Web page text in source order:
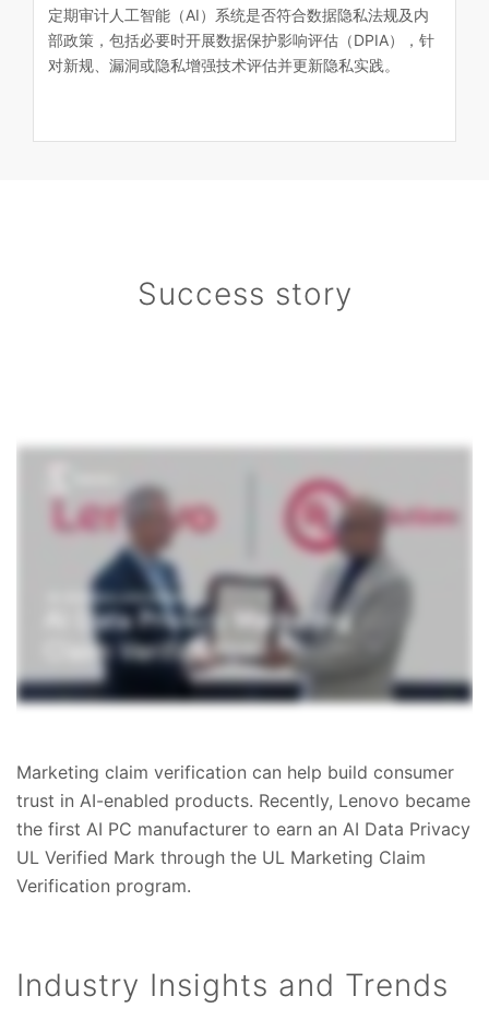
定期审计人工智能（AI）系统是否符合数据隐私法规及内
部政策，包括必要时开展数据保护影响评估（DPIA），针
对新规、漏洞或隐私增强技术评估并更新隐私实践。
Success story
Marketing claim verification can help build consumer
trust in AI-enabled products. Recently, Lenovo became
the first AI PC manufacturer to earn an AI Data Privacy
UL Verified Mark through the UL Marketing Claim
Verification program.
Industry Insights and Trends